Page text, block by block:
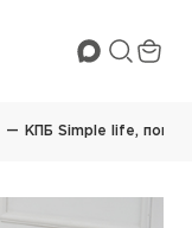
КПБ Simple life,